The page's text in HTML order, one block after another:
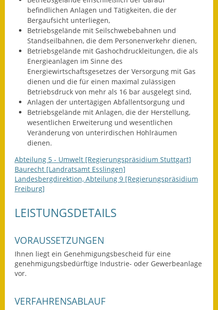
Eröffnungsbilanz
Getrennte
Abwassergebühr
Grundsteuerreform
Haushaltspläne
Jahresabschlüsse
Wasserversorgung
Mitarbeiter
Ortsrecht
Was erledige ich wo?
Bauen und Wohnen
befindlichen Anlagen und Tätigkeiten, die der
Bergaufsicht unterliegen,
Betriebsgelände mit Seilschwebebahnen und
Standseilbahnen, die dem Personenverkehr dienen,
Betriebsgelände mit Gashochdruckleitungen, die als
Energieanlagen im Sinne des
Energiewirtschaftsgesetzes der Versorgung mit Gas
dienen und die für einen maximal zulässigen
Betriebsdruck von mehr als 16 bar ausgelegt sind,
Anlagen der untertägigen Abfallentsorgung und
Betriebsgelände mit Anlagen, die der Herstellung,
wesentlichen Erweiterung und wesentlichen
Veränderung von unterirdischen Hohlräumen
dienen.
Abteilung 5 - Umwelt [Regierungspräsidium Stuttgart]
Baurecht [Landratsamt Esslingen]
Landesbergdirektion, Abteilung 9 [Regierungspräsidium
Freiburg]
LEISTUNGSDETAILS
VORAUSSETZUNGEN
Ihnen liegt ein Genehmigungsbescheid für eine
genehmigungsbedürftige Industrie- oder Gewerbeanlage
vor.
VERFAHRENSABLAUF